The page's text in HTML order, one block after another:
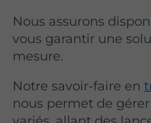
Nous assurons
vous garantir une
mesure.
Notre savoir-faire en
nous permet de